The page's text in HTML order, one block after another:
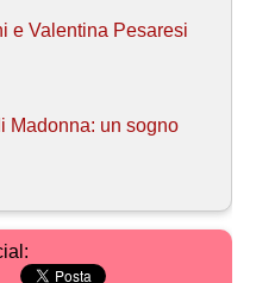
e Valentina Pesaresi
Madonna: un sogno